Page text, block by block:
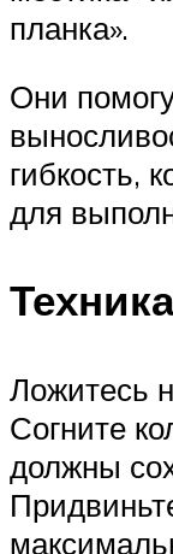
планка».
Они
гибкость,
для
Ложитесь
Согните
должны